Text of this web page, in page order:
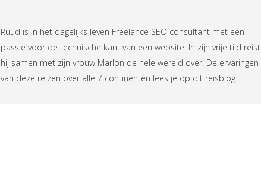
Ruud is in het dagelijks leven Freelance SEO consultant met een
passie voor de technische kant van een website. In zijn vrije tijd reist
hij samen met zijn vrouw Marlon de hele wereld over. De ervaringen
van deze reizen over alle 7 continenten lees je op dit reisblog.